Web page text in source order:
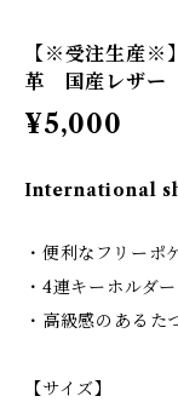
【※受注生産
革 国産レザー
¥5,000
International
・便利なフリーポ
・4連キーホルダー
・高級感のあるた
【サイズ】